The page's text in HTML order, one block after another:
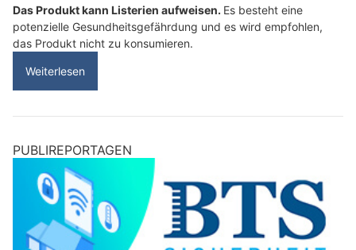
Das Produkt kann Listerien aufweisen. Es besteht eine
potenzielle Gesundheitsgefährdung und es wird empfohlen,
das Produkt nicht zu konsumieren.
Weiterlesen
PUBLIREPORTAGEN